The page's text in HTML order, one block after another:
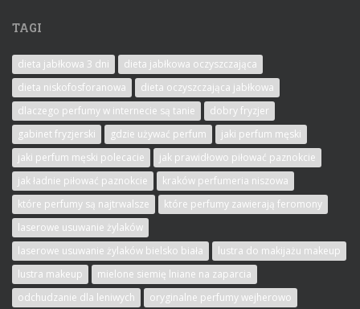
TAGI
dieta jabłkowa 3 dni
dieta jabłkowa oczyszczająca
dieta niskofosforanowa
dieta oczyszczająca jabłkowa
dlaczego perfumy w internecie są tanie
dobry fryzjer
gabinet fryzjerski
gdzie używać perfum
jaki perfum męski
jaki perfum męski polecacie
jak prawidłowo piłować paznokcie
jak ładnie piłować paznokcie
kraków perfumeria niszowa
które perfumy są najtrwalsze
które perfumy zawierają feromony
laserowe usuwanie żylaków
laserowe usuwanie żylaków bielsko biała
lustra do makijażu makeup
lustra makeup
mielone siemię lniane na zaparcia
odchudzanie dla leniwych
oryginalne perfumy wejherowo